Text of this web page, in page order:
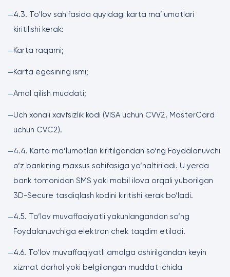
—4.3. To‘lov sahifasida quyidagi karta ma’lumotlari
kiritilishi kerak:
— Karta raqami;
— Karta egasining ismi;
—Amal qilish muddati;
—Uch xonali xavfsizlik kodi (VISA uchun CVV2, MasterCard
uchun CVC2).
—4.4. Karta ma’lumotlari kiritilgandan so‘ng Foydalanuvchi
o‘z bankining maxsus sahifasiga yo‘naltiriladi. U yerda
bank tomonidan SMS yoki mobil ilova orqali yuborilgan
3D-Secure tasdiqlash kodini kiritishi kerak bo‘ladi.
—4.5. To‘lov muvaffaqiyatli yakunlangandan so‘ng
Foydalanuvchiga elektron chek taqdim etiladi.
—4.6. To‘lov muvaffaqiyatli amalga oshirilgandan keyin
xizmat darhol yoki belgilangan muddat ichida